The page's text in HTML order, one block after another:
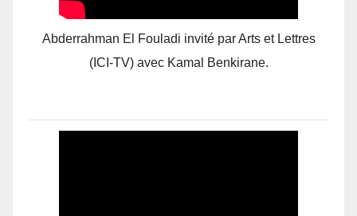
Abderrahman El Fouladi invité par Arts et Lettres
(ICI-TV) avec Kamal Benkirane.